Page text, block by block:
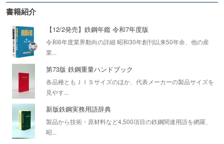
書籍紹介
【12/2発売】鉄鋼年鑑 令和7年度版
令和6年度業界動向の詳細 昭和30年創刊以来50年余、他の産
業...
第73版 鉄鋼重量ハンドブック
各品種ともＪＩＳサイズのほか、代表メーカーの製品サイズを
見やす...
新版鉄鋼実務用語辞典
製品から技術・原材料など4,500項目の鉄鋼関連用語を網羅、
昭...